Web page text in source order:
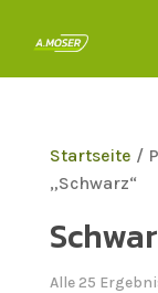
Startseite /
„Schwarz“
Alle 25